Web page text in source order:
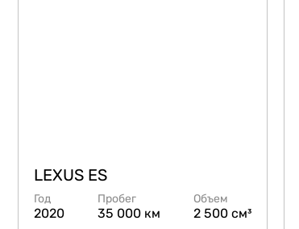
LEXUS ES
Год
2020
Пробег
35 000 км
Объем
2 500 см³